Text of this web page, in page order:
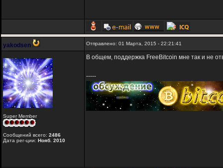
yakodsen Отправлено: 01 Марта, 2015 - 22:21:41
Super Member
Сообщений всего: 2486
Дата рег-ции: Нояб. 2010
В общем, поддержка FreeBitcoin мне так и не
-----